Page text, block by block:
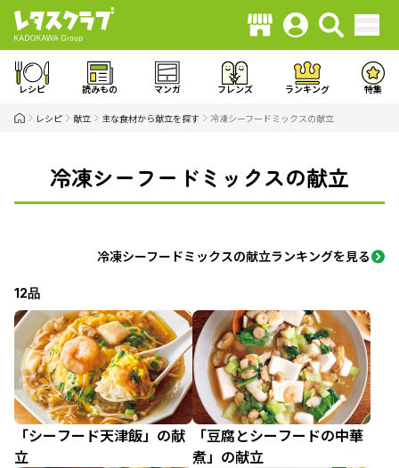
レシピ 読みもの マンガ フレンズ ランキング 特集
レシピ 献立 主な食材から献立を探す 冷凍シーフードミックスの献立
冷凍シーフードミックスの献立
冷凍シーフードミックスの献立ランキングを見る
12品
「シーフード天津飯」の献
立
「豆腐とシーフードの中華
煮」の献立